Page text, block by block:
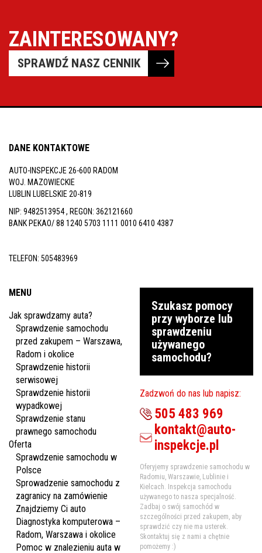
ZAINTERESOWANY?
SPRAWDŹ NASZ CENNIK
DANE KONTAKTOWE
AUTO-INSPEKCJE 26-600 RADOM
WOJ. MAZOWIECKIE
LUBLIN LUBELSKIE 20-819
NIP: 9482513954 , REGON: 362121660
BANK PEKAO/ 88 1240 5703 1111 0010 6410 4387
TELEFON: 505483969
MENU
Jak sprawdzamy auta?
Sprawdzenie samochodu
przed zakupem – Warszawa,
Radom i okolice
Sprawdzenie historii
serwisowej
Sprawdzenie historii
wypadkowej
Sprawdzenie stanu
prawnego samochodu
Oferta
Sprawdzenie samochodu w
Polsce
Sprowadzenie samochodu z
zagranicy na zamówienie
Znajdziemy Ci auto
Diagnostyka komputerowa –
Radom, Warszawa i okolice
Pomoc w znalezieniu auta w
Szukasz pomocy
przy wyborze lub
sprawdzeniu
używanego
samochodu?
Zadzwoń do nas lub napisz:
505 483 969
kontakt@auto-
inspekcje.pl
Oferyjemy sprawdzenie samochodu w
Radomiu, Warszawie, Lublinie i
Kielcach. Inspekcja samochodu
używanego to nasza specjalność.
Zadbaj o swój samochód w
szczególności przed zakupem, aby
sprawdzić czy nie ma usterek.
Skontaktuj się z nami a chętnie
pomożemy :)